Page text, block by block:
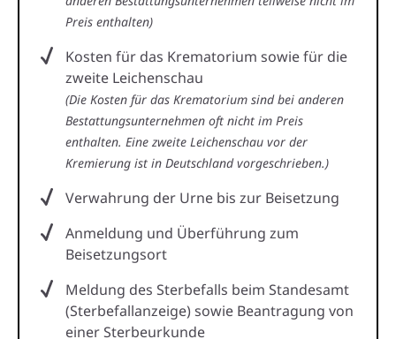
Preis enthalten)
Kosten für das Krematorium sowie für die
zweite Leichenschau
(Die Kosten für das Krematorium sind bei anderen
Bestattungsunternehmen oft nicht im Preis
enthalten. Eine zweite Leichenschau vor der
Kremierung ist in Deutschland vorgeschrieben.)
Verwahrung der Urne bis zur Beisetzung
Anmeldung und Überführung zum
Beisetzungsort
Meldung des Sterbefalls beim Standesamt
(Sterbefallanzeige) sowie Beantragung von
einer Sterbeurkunde